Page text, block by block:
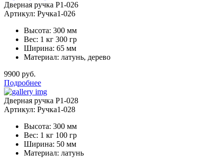
Дверная ручка Р1-026
Артикул: Ручка1-026
Высота: 300 мм
Вес: 1 кг 300 гр
Ширина: 65 мм
Материал: латунь, дерево
9900 руб.
Подробнее
Дверная ручка Р1-028
Артикул: Ручка1-028
Высота: 300 мм
Вес: 1 кг 100 гр
Ширина: 50 мм
Материал: латунь